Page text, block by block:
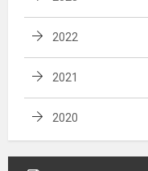
2022
2021
2020